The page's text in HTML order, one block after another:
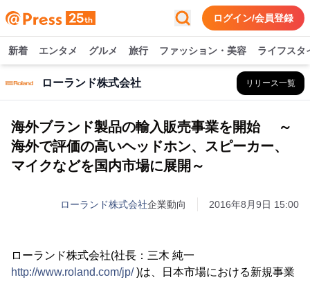
ログイン/会員登録
新着 エンタメ グルメ 旅行 ファッション・美容 ライフスタ
ローランド株式会社 リリース一覧
海外ブランド製品の輸入販売事業を開始 ～
海外で評価の高いヘッドホン、スピーカー、
マイクなどを国内市場に展開～
ローランド株式会社企業動向 2016年8月9日 15:00
ローランド株式会社(社長：三木 純一
http://www.roland.com/jp/)は、日本市場における新規事業